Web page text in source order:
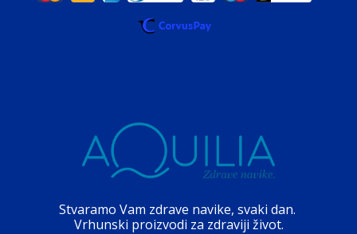
Stvaramo Vam zdrave navike, svaki dan.
Vrhunski proizvodi za zdraviji život.